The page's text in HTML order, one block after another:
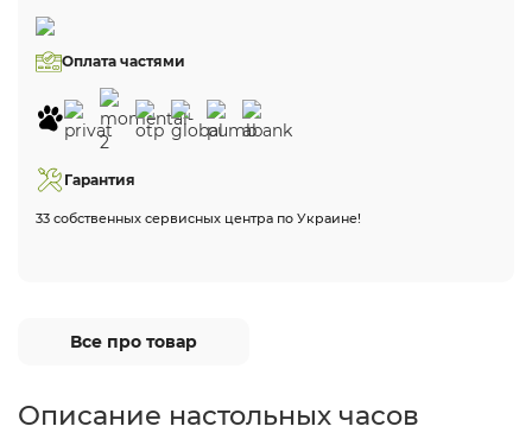
Оплата частями
Гарантия
33 собственных сервисных центра по Украине!
Все про товар
Описание настольных часов